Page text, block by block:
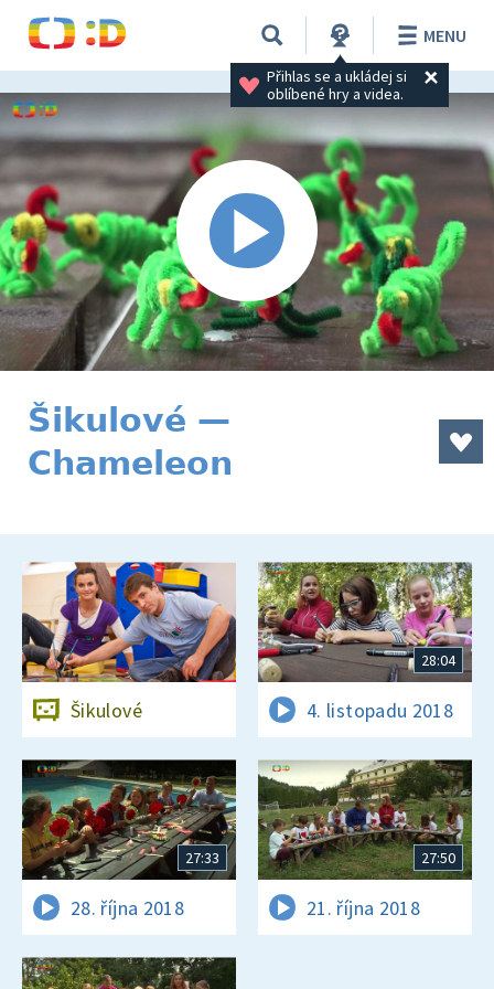
Přihlas se a ukládej si
oblíbené hry a videa.
MENU
Šikulové —
Chameleon
Šikulové
28:04
4. listopadu 2018
27:33
28. října 2018
27:50
21. října 2018